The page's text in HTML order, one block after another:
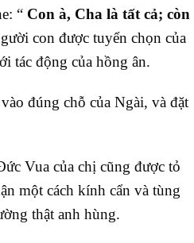
“ Con à, Cha là tất cả; còn
con được tuyển chọn của
tác động của hồng ân.
đúng chỗ của Ngài, và đặt
Vua của chị cũng được tỏ
một cách kính cẩn và tùng
thật anh hùng.